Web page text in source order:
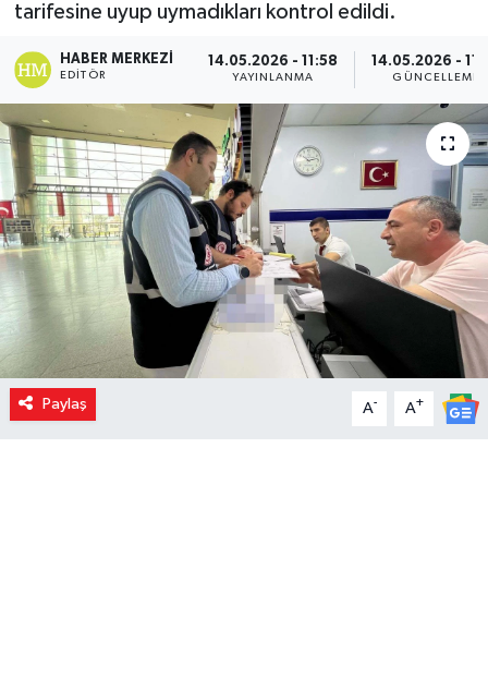
tarifesine uyup uymadıkları kontrol edildi.
HABER MERKEZI
EDITÖR
14.05.2026 - 11:58
YAYINLANMA
14.05.2026 -
GÜNCELLEME
Paylaş A- A+